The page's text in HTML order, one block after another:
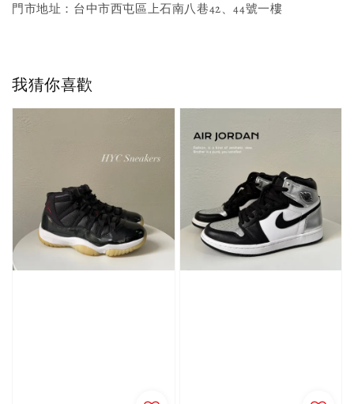
門市地址：台中市西屯區上石南八巷42、44號一樓
我猜你喜歡